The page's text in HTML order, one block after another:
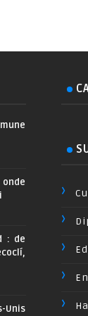
: de
Unis